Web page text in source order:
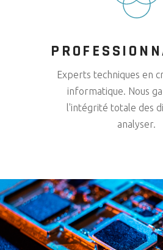
Experts techniques en
informatique. Nous
l'intégrité totale des
analyser.